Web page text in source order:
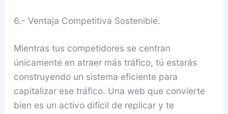
6.- Ventaja Competitiva Sostenible.
Mientras tus competidores se centran
únicamente en atraer más tráfico, tú estarás
construyendo un sistema eficiente para
capitalizar ese tráfico. Una web que convierte
bien es un activo difícil de replicar y te